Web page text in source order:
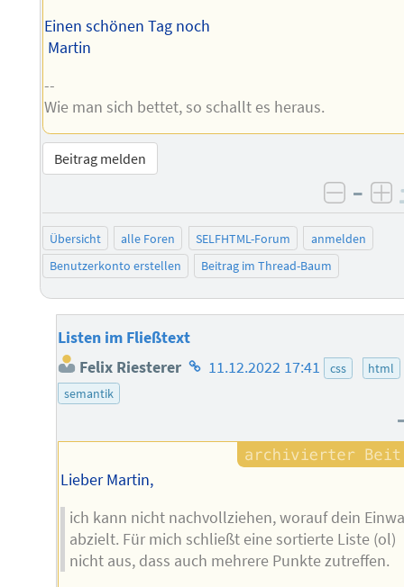
Einen schönen Tag noch
Martin
--
Wie man sich bettet, so schallt es heraus.
Beitrag melden
–
Übersicht alle Foren SELFHTML-Forum
anmelden
Benutzerkonto erstellen
Beitrag im Thread-Baum
Listen im Fließtext
Felix Riesterer Homepage
11.12.2022 17:41 css
html
semantik
Lieber Martin,
ich kann nicht nachvollziehen, worauf dein
abzielt. Für mich schließt eine sortierte Liste (ol)
nicht aus, dass auch mehrere Punkte zutreffen.